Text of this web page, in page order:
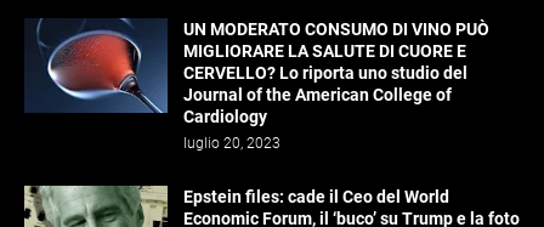
UN MODERATO CONSUMO DI VINO PUÒ
MIGLIORARE LA SALUTE DI CUORE E
CERVELLO? Lo riporta uno studio del
Journal of the American College of
Cardiology
luglio 20, 2023
Epstein files: cade il Ceo del World
Economic Forum, il ‘buco’ su Trump e la foto